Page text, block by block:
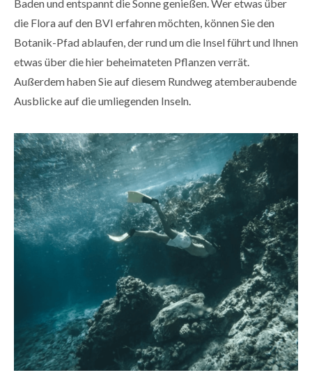
Baden und entspannt die Sonne genießen. Wer etwas über
die Flora auf den BVI erfahren möchten, können Sie den
Botanik-Pfad ablaufen, der rund um die Insel führt und Ihnen
etwas über die hier beheimateten Pflanzen verrät.
Außerdem haben Sie auf diesem Rundweg atemberaubende
Ausblicke auf die umliegenden Inseln.